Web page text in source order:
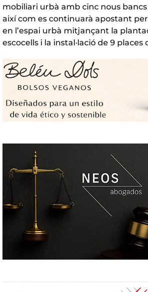
mobiliari urbà amb cinc nous
així com es continuarà apostant
en l’espai urbà mitjançant la
escocells i la instal·lació de 9 places